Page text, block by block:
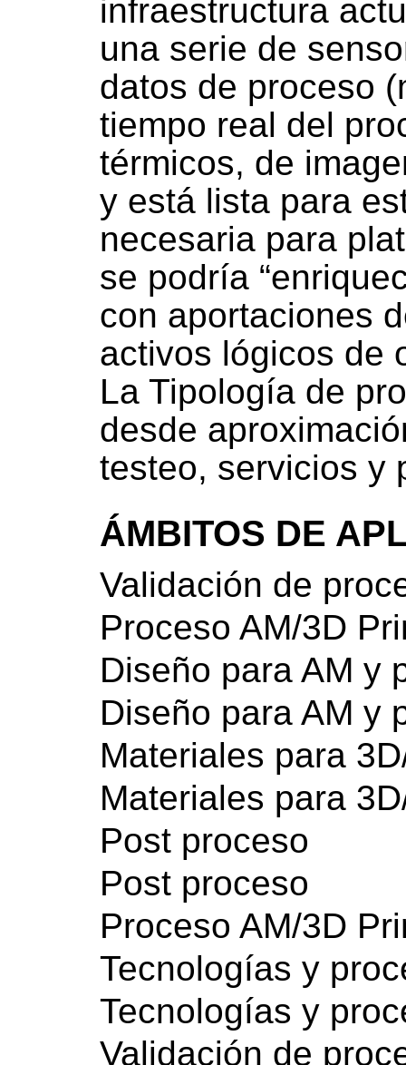
infraestructura
una serie de
datos de proceso
tiempo real del
térmicos, de
y está lista para
necesaria para
se podría
con aportaciones
activos lógicos de
La Tipología de
desde
testeo, servicios y
ÁMBITOS DE
Validación de
Proceso AM/3D
Diseño para AM y
Diseño para AM y
Materiales para
Materiales para
Post proceso
Post proceso
Proceso AM/3D
Tecnologías y
Tecnologías y
Validación de